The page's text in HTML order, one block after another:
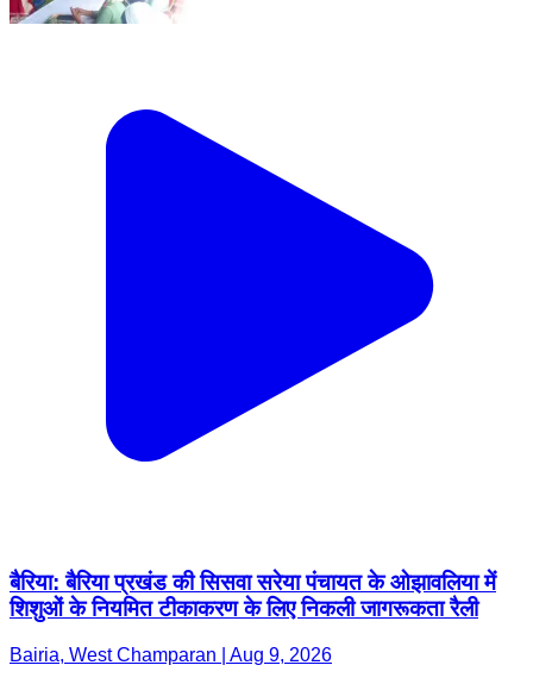
बैरिया: बैरिया प्रखंड की सिसवा सरेया पंचायत के ओझावलिया में
शिशुओं के नियमित टीकाकरण के लिए निकली जागरूकता रैली
Bairia, West Champaran | Aug 9, 2026